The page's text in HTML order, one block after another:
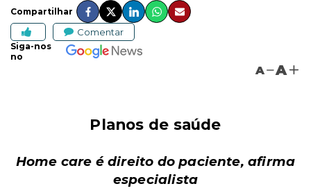
Compartilhar
Comentar
Siga-nos
no
A A
Planos de saúde
Home care é direito do paciente, afirma
especialista